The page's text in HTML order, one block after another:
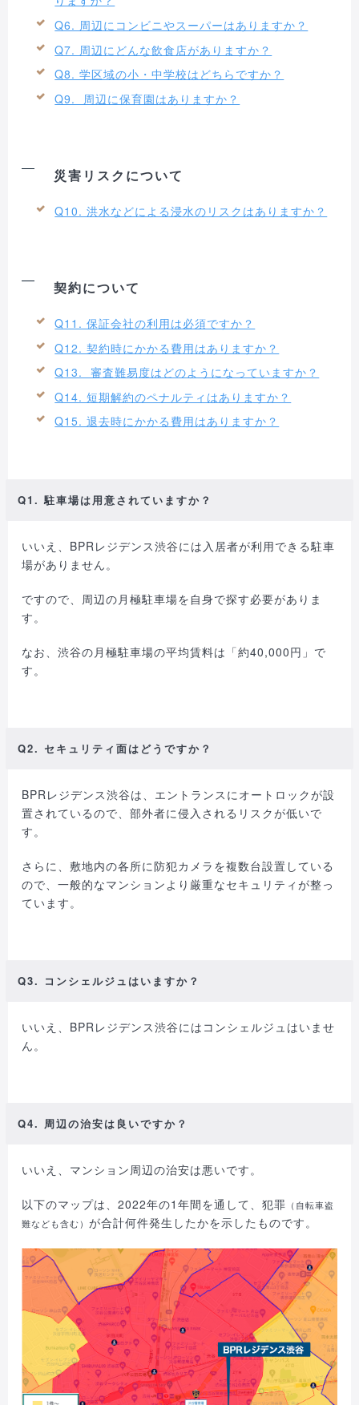
Q6. 周辺にコンビニやスーパーはありますか？
Q7. 周辺にどんな飲食店がありますか？
Q8. 学区域の小・中学校はどちらですか？
Q9. 周辺に保育園はありますか？
災害リスクについて
Q10. 洪水などによる浸水のリスクはありますか？
契約について
Q11. 保証会社の利用は必須ですか？
Q12. 契約時にかかる費用はありますか？
Q13. 審査難易度はどのようになっていますか？
Q14. 短期解約のペナルティはありますか？
Q15. 退去時にかかる費用はありますか？
Q1. 駐車場は用意されていますか？
いいえ、BPRレジデンス渋谷には入居者が利用できる駐車
場がありません。
ですので、周辺の月極駐車場を自身で探す必要がありま
す。
なお、渋谷の月極駐車場の平均賃料は「約40,000円」で
す。
Q2. セキュリティ面はどうですか？
BPRレジデンス渋谷は、エントランスにオートロックが設
置されているので、部外者に侵入されるリスクが低いで
す。
さらに、敷地内の各所に防犯カメラを複数台設置している
ので、一般的なマンションより厳重なセキュリティが整っ
ています。
Q3. コンシェルジュはいますか？
いいえ、BPRレジデンス渋谷にはコンシェルジュはいませ
ん。
Q4. 周辺の治安は良いですか？
いいえ、マンション周辺の治安は悪いです。
以下のマップは、2022年の1年間を通して、犯罪 （自転車盗
難なども含む）が合計何件発生したかを示したものです。